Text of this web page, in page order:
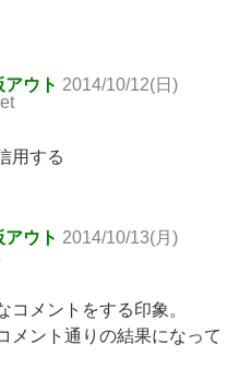
ウト 2014/10/12(日)
用する
ウト 2014/10/13(月)
コメントをする印象。
メント通りの結果になって